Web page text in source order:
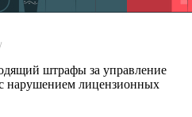
штрафы за управление
нарушением лицензионных